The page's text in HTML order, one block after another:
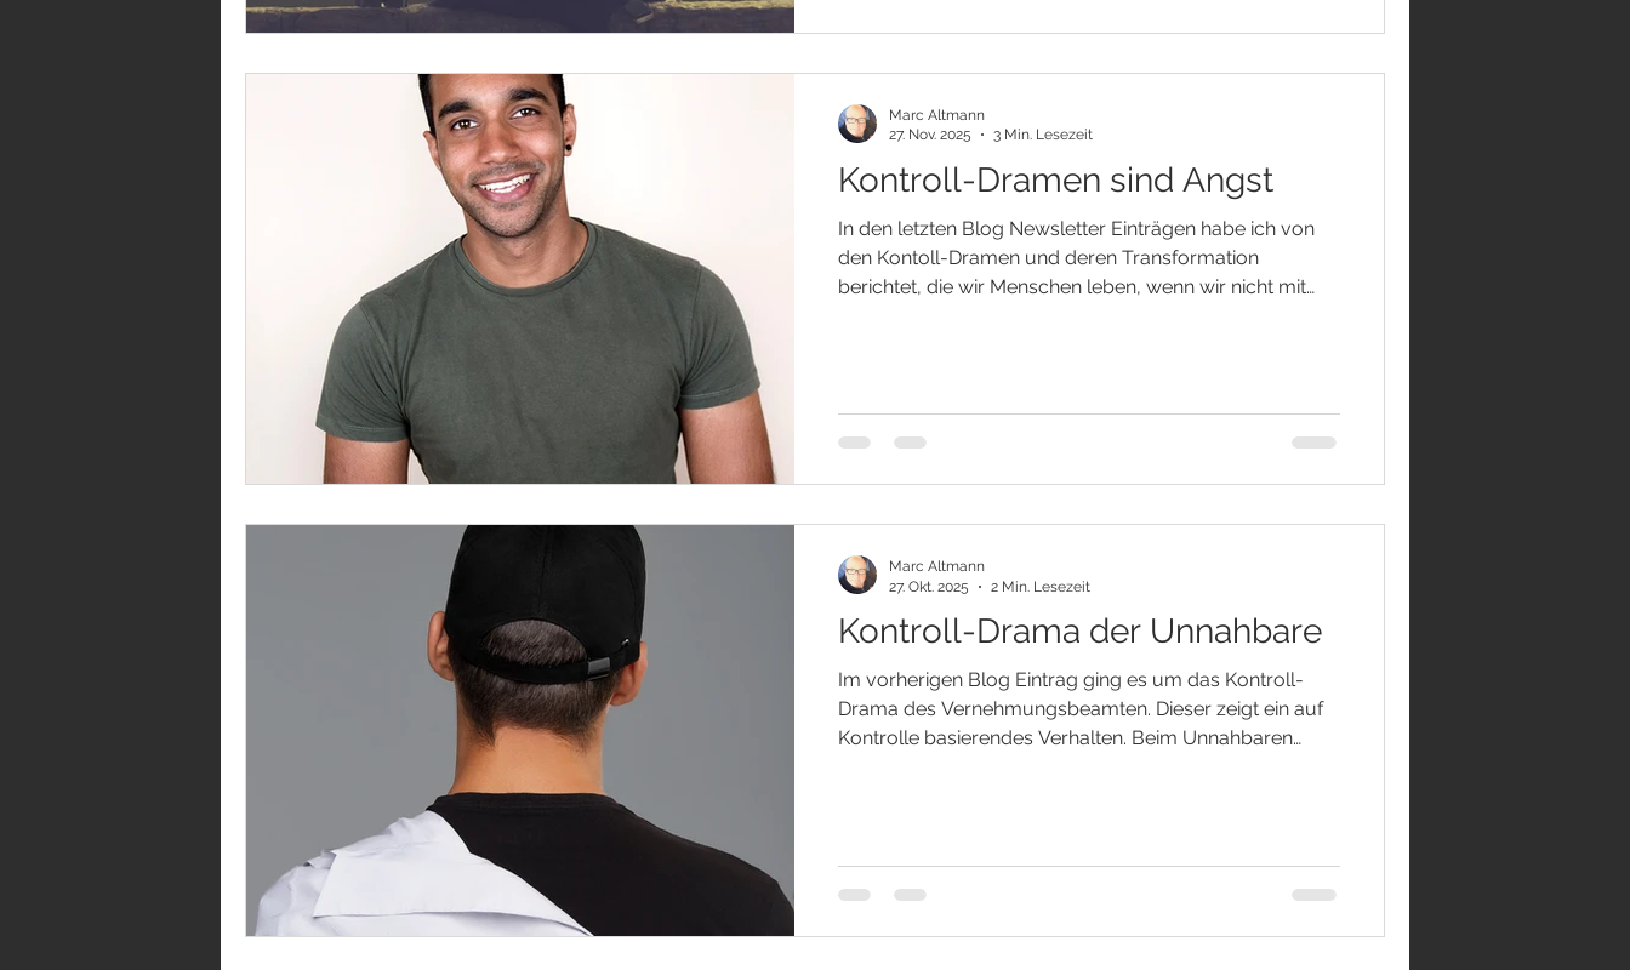
Tagen, aber auch ganz besonde
Kontroll-Dramen sind Angst
In den letzten Blog Newsletter Einträgen habe ich von
den Kontoll-Dramen und deren Transformation
berichtet, die wir Menschen leben, wenn wir nicht mit
überlebensfähig seien. Tatsächlich sind unsere Eltern in
wir als Kind
Marc Altmann
27. Nov. 2025
3 Min. Lesezeit
Kontroll-Drama der Unnahbare
Im vorherigen Blog Eintrag ging es um das Kontroll-
Drama des Vernehmungsbeamten. Dieser zeigt ein auf
Kontrolle basierendes Verhalten. Beim Unnahbaren
UNNAHBARKEIT Diese Personen sind in ihrer eigenen
Selbstzweifel gefangen. Unterbewusst sind sie
Marc Altmann
27. Okt. 2025
2 Min. Lesezeit